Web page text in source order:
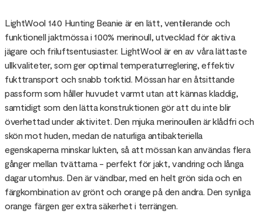
LightWool 140 Hunting Beanie är en lätt, ventilerande och
funktionell jaktmössa i 100% merinoull, utvecklad för aktiva
jägare och friluftsentusiaster. LightWool är en av våra lättaste
ullkvaliteter, som ger optimal temperaturreglering, effektiv
fukttransport och snabb torktid. Mössan har en åtsittande
passform som håller huvudet varmt utan att kännas kladdig,
samtidigt som den lätta konstruktionen gör att du inte blir
överhettad under aktivitet. Den mjuka merinoullen är klådfri och
skön mot huden, medan de naturliga antibakteriella
egenskaperna minskar lukten, så att mössan kan användas flera
gånger mellan tvättarna - perfekt för jakt, vandring och långa
dagar utomhus. Den är vändbar, med en helt grön sida och en
färgkombination av grönt och orange på den andra. Den synliga
orange färgen ger extra säkerhet i terrängen.